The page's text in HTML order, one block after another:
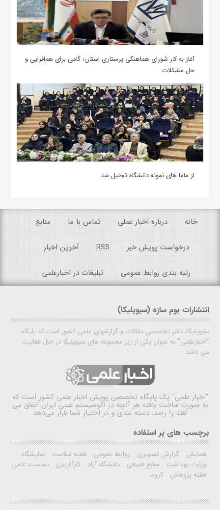
آغاز به کار شورای هماهنگی پرستاری استان؛ گامی برای هم‌افزایی و
حل مشکلات
از ماما های نمونه دانشگاه تجلیل شد
خانه درباره اخبار عملی تماس با ما منابع
درخواست پویش خبر RSS آخرین اخبار
رتبه بندی روابط عمومی تبلیغات در اخبارعلمی
انتشارات بوم سازه (سیویلیکا)
سیویلیکا، ناشر تخصصی مقالات و گزارشهای علمی کشور است که پایگاه
"اخبارعلمی" به عنوان یکی از زیر مجموعه های سیویلیکا در حال فعالیت
می باشد.
"اخبار علمی" یک پایگاه تخصصی پویش اخبار علمی کشور است که
به صورت ساخت یافته هر آنچه در اکوسیستم علمی ایران اتفاق می
افتد را رصد، دسته بندی و در اختیار شما قرار می‌دهد
برچسب های پر استفاده
همایش گزارش تصویری روابط عمومی هفته سلامت
نمایشگاه
وزارت بهداشت
منابع طبیعی دانشگاه آزاد کارآفرینی
نشست علمی
هفته پژوهش
کرونا